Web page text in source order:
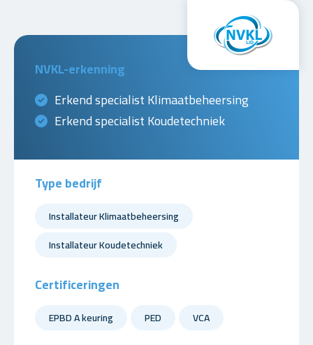
NVKL-erkenning
Erkend specialist Klimaatbeheersing
Erkend specialist Koudetechniek
Type bedrijf
Installateur Klimaatbeheersing
Installateur Koudetechniek
Certificeringen
EPBD A keuring PED VCA